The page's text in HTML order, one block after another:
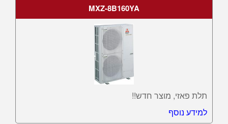
MXZ-8B160YA
תלת פאזי, מוצר חדש!!
למידע נוסף